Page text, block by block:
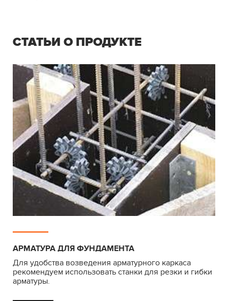
СТАТЬИ О ПРОДУКТЕ
АРМАТУРА ДЛЯ ФУНДАМЕНТА
Для удобства возведения арматурного каркаса
рекомендуем использовать станки для резки и гибки
арматуры.